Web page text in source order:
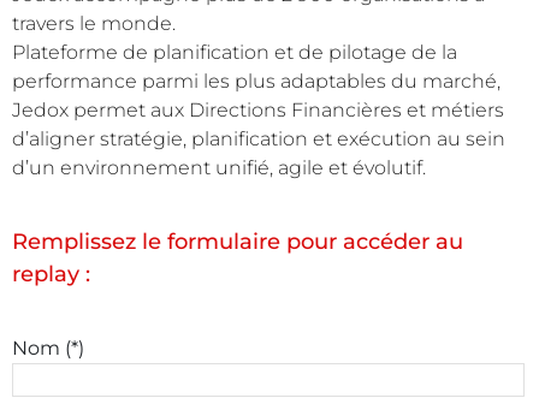
travers le monde.
Plateforme de planification et de pilotage de la
performance parmi les plus adaptables du marché,
Jedox permet aux Directions Financières et métiers
d’aligner stratégie, planification et exécution au sein
d’un environnement unifié, agile et évolutif.
Remplissez le formulaire pour accéder au
replay :
Nom (*)